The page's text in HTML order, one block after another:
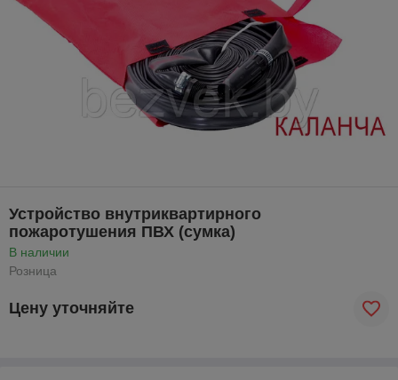
Устройство внутриквартирного
пожаротушения ПВХ (сумка)
В наличии
Розница
Цену уточняйте